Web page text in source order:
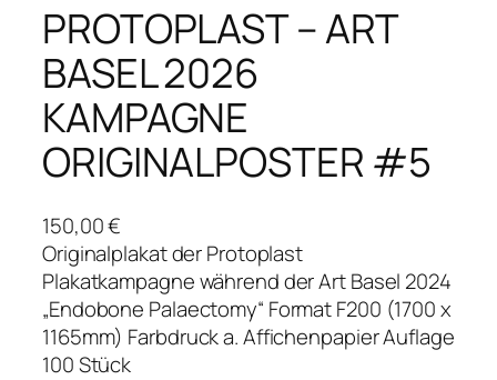
PROTOPLAST – ART
BASEL 2026
KAMPAGNE
ORIGINALPOSTER #5
150,00€
Originalplakat der Protoplast
Plakatkampagne während der Art Basel 2024
„Endobone Palaectomy“ Format F200 (1700 x
1165mm) Farbdruck a. Affichenpapier Auflage
100 Stück